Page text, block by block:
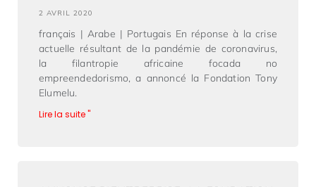
2 AVRIL 2020
français | Arabe | Portugais En réponse à la crise
actuelle résultant de la pandémie de coronavirus,
la filantropie africaine focada no
empreendedorismo, a annoncé la Fondation Tony
Elumelu.
Lire la suite "